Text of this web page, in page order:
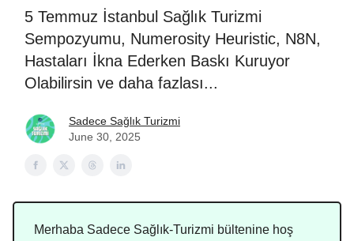
5 Temmuz İstanbul Sağlık Turizmi
Sempozyumu, Numerosity Heuristic, N8N,
Hastaları İkna Ederken Baskı Kuruyor
Olabilirsin ve daha fazlası...
Sadece Sağlık Turizmi
June 30, 2025
Merhaba Sadece Sağlık-Turizmi bültenine hoş